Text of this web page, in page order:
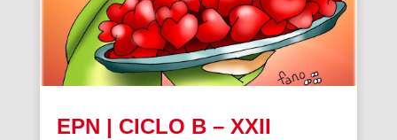
EPN | CICLO B – XXII